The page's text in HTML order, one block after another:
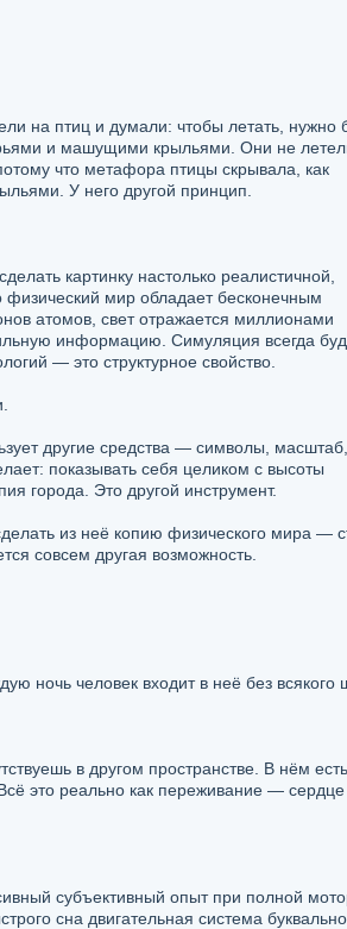
на птиц и думали: чтобы летать, нужно
и машущими крыльями. Они не
что метафора птицы скрывала, как
У него другой принцип.
картинку настолько реалистичной,
физический мир обладает бесконечным
атомов, свет отражается миллионами
информацию. Симуляция всегда
— это структурное свойство.
другие средства — символы, масштаб,
показывать себя целиком с высоты
города. Это другой инструмент.
из неё копию физического мира
совсем другая возможность.
ночь человек входит в неё без всякого
в другом пространстве. В нём
Всё это реально как переживание —
субъективный опыт при полной
сна двигательная система